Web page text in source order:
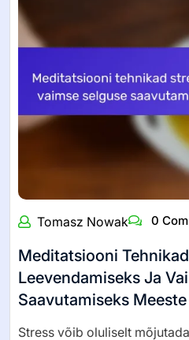
Tomasz Nowak 0
Meditatsiooni
Leevendamiseks Ja
Saavutamiseks
Stress võib oluliselt